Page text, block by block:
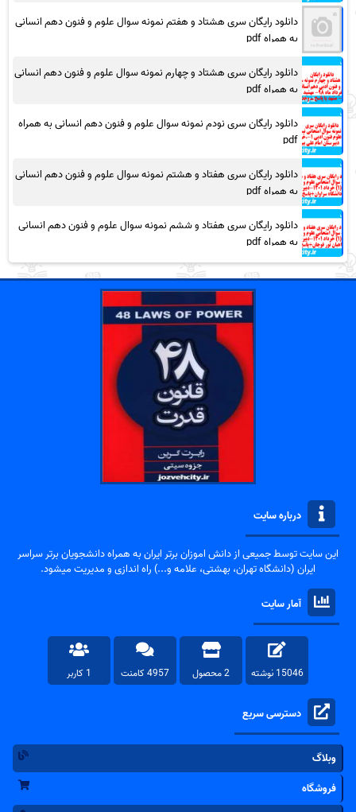
دانلود رایگان سری هشتاد و هفتم نمونه سوال علوم و فنون دهم انسانی
به همراه pdf
دانلود رایگان سری هشتاد و چهارم نمونه سوال علوم و فنون دهم انسانی
به همراه pdf
دانلود رایگان سری نودم نمونه سوال علوم و فنون دهم انسانی به همراه
pdf
دانلود رایگان سری هفتاد و هشتم نمونه سوال علوم و فنون دهم انسانی
به همراه pdf
دانلود رایگان سری هفتاد و ششم نمونه سوال علوم و فنون دهم انسانی
به همراه pdf
درباره سایت
این سایت توسط جمیعی از دانش اموزان برتر ایران به همراه دانشجویان برتر سراسر
ایران (دانشگاه تهران، بهشتی، علامه و...) راه اندازی و مدیریت میشود.
آمار سایت
15046 نوشته 2 محصول 4957 کامنت 1 کاربر
دسترسی سریع
وبلاگ
فروشگاه